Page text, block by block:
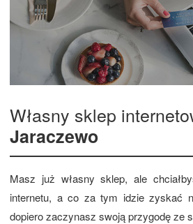
Własny sklep
Jaraczewo
Masz już własny sklep, ale
internetu, a co za tym idzie zyskać
dopiero zaczynasz swoją przygodę ze